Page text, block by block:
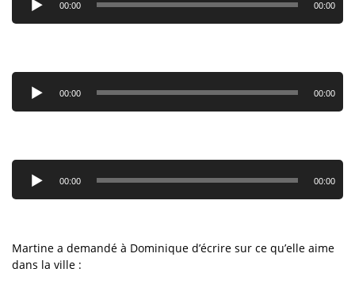
00:00 00:00
Lecteur
audio
00:00 00:00
Lecteur
audio
00:00 00:00
Martine a demandé à Dominique d’écrire sur ce qu’elle aime
dans la ville :